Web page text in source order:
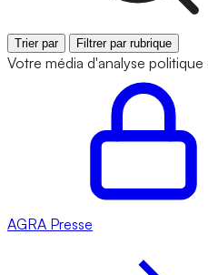
Trier par Filtrer par rubrique
Votre média d'analyse
AGRA Presse